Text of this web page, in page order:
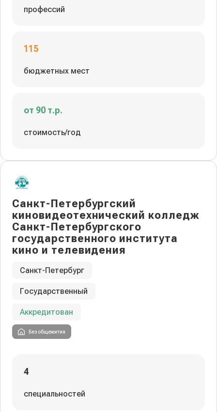
профессий
115
бюджетных мест
от 90 т.р.
стоимость/год
Санкт-Петербургский
киновидеотехнический колледж
Санкт-Петербургского
государственного института
кино и телевидения
Санкт-Петербург
Государственный
Аккредитован
Без общежития
4
специальностей